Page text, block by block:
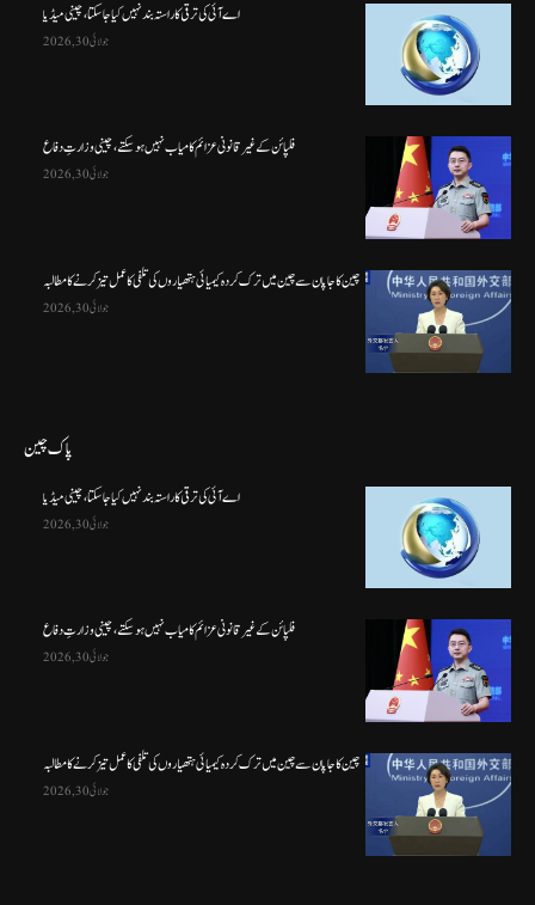
اے آئی کی ترقی کا راستہ بند نہیں کیا جا سکتا، چینی میڈیا
جولائی 30, 2026
فلپائن کے غیر قانونی عزائم کامیاب نہیں ہو سکتے ، چینی وزارتِ دفاع
جولائی 30, 2026
چین کا جاپان سے چین میں ترک کردہ کیمیائی ہتھیاروں کی تلفی کا عمل تیز کرنے کا مطالبہ
جولائی 30, 2026
پاک چین
اے آئی کی ترقی کا راستہ بند نہیں کیا جا سکتا، چینی میڈیا
جولائی 30, 2026
فلپائن کے غیر قانونی عزائم کامیاب نہیں ہو سکتے ، چینی وزارتِ دفاع
جولائی 30, 2026
چین کا جاپان سے چین میں ترک کردہ کیمیائی ہتھیاروں کی تلفی کا عمل تیز کرنے کا مطالبہ
جولائی 30, 2026